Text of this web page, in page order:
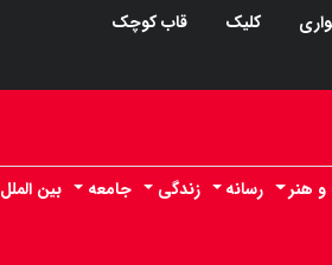
کلیک
قاب کوچک
هنر رسانه زندگی جامعه بین الملل